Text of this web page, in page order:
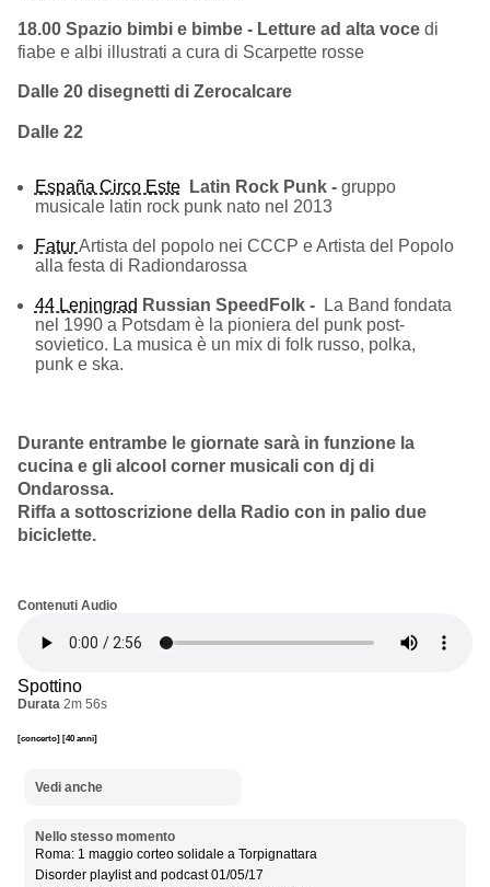
18.00 Spazio bimbi e bimbe - Letture ad alta voce di
fiabe e albi illustrati a cura di Scarpette rosse
Dalle 20 disegnetti di Zerocalcare
Dalle 22
España Circo Este Latin Rock Punk -gruppo
musicale latin rock punk nato nel 2013
FaturArtista del popolo nei CCCP e Artista del Popolo
alla festa di Radiondarossa
44 Leningrad Russian SpeedFolk -
La Band fondata
nel 1990 a Potsdam è la pioniera del punk post-
sovietico. La musica è un mix di folk russo, polka,
punk e ska.
Durante entrambe le giornate sarà in funzione la
cucina e gli alcool corner musicali con dj di
Ondarossa.
Riffa a sottoscrizione della Radio con in palio due
biciclette.
Contenuti Audio
Spottino
Durata 2m 56s
[concerto] [40 anni]
Vedi anche
Nello stesso momento
Roma: 1 maggio corteo solidale a Torpignattara
Disorder playlist and podcast 01/05/17